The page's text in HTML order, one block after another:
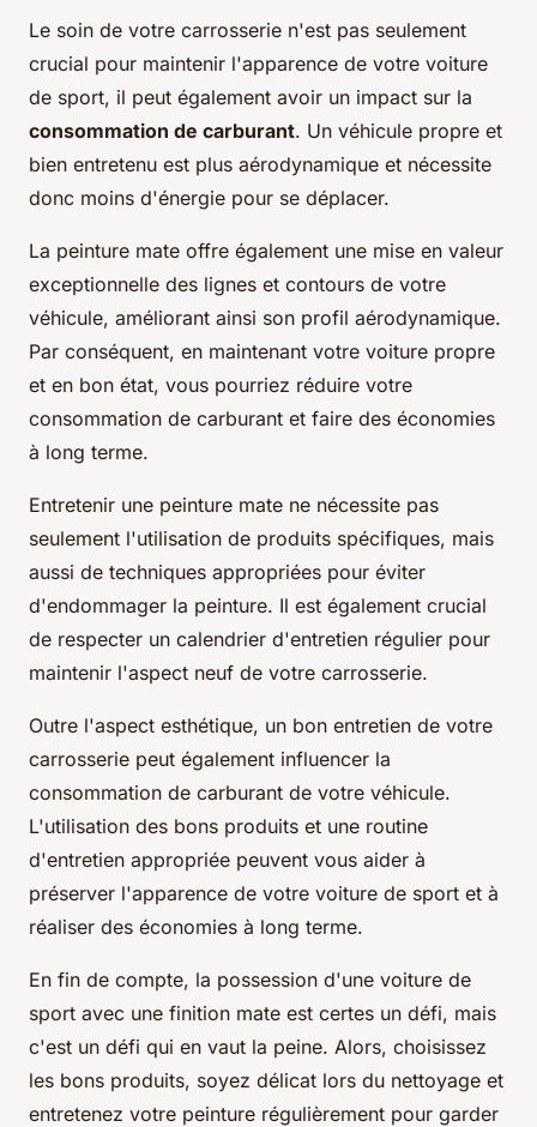
Le soin de votre carrosserie n'est pas seulement
crucial pour maintenir l'apparence de votre voiture
de sport, il peut également avoir un impact sur la
consommation de carburant. Un véhicule propre et
bien entretenu est plus aérodynamique et nécessite
donc moins d'énergie pour se déplacer.
La peinture mate offre également une mise en valeur
exceptionnelle des lignes et contours de votre
véhicule, améliorant ainsi son profil aérodynamique.
Par conséquent, en maintenant votre voiture propre
et en bon état, vous pourriez réduire votre
consommation de carburant et faire des économies
à long terme.
Entretenir une peinture mate ne nécessite pas
seulement l'utilisation de produits spécifiques, mais
aussi de techniques appropriées pour éviter
d'endommager la peinture. Il est également crucial
de respecter un calendrier d'entretien régulier pour
maintenir l'aspect neuf de votre carrosserie.
Outre l'aspect esthétique, un bon entretien de votre
carrosserie peut également influencer la
consommation de carburant de votre véhicule.
L'utilisation des bons produits et une routine
d'entretien appropriée peuvent vous aider à
préserver l'apparence de votre voiture de sport et à
réaliser des économies à long terme.
En fin de compte, la possession d'une voiture de
sport avec une finition mate est certes un défi, mais
c'est un défi qui en vaut la peine. Alors, choisissez
les bons produits, soyez délicat lors du nettoyage et
entretenez votre peinture régulièrement pour garder